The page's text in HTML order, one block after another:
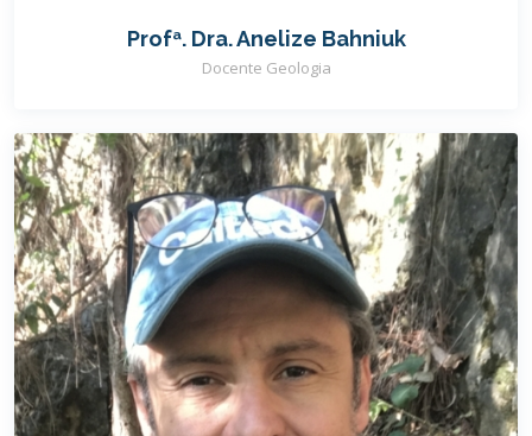
Profª. Dra. Anelize Bahniuk
Docente Geologia